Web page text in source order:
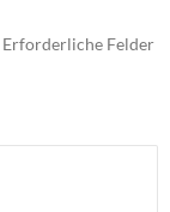
Erforderliche Felder